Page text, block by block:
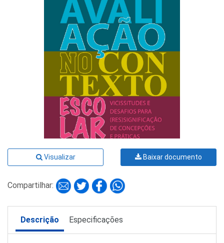
Visualizar Baixar documento
Compartilhar:
Descrição Especificações